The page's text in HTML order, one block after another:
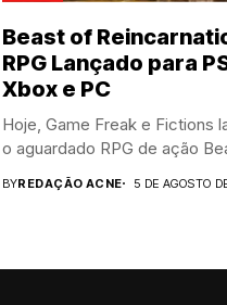
Beast of
RPG Lançado para
Xbox e PC
Hoje, Game Freak e Fictions
o aguardado RPG de ação
BYREDAÇÃO ACNE 5 DE AGOSTO